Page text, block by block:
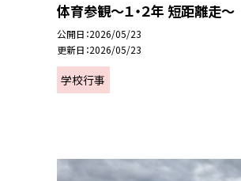
体育参観～１・２年 短距離走～
公開日 2026/05/23
更新日 2026/05/23
学校行事